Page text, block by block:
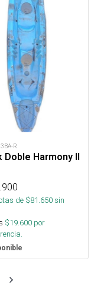
R
Doble Harmony II
de $81.650sin
$19.600 por